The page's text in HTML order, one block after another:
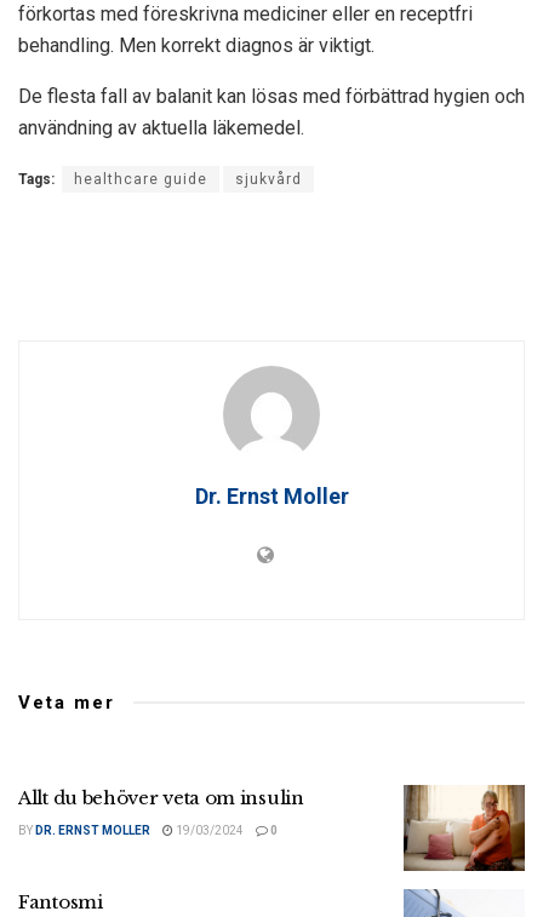
förkortas med föreskrivna mediciner eller en receptfri
behandling. Men korrekt diagnos är viktigt.
De flesta fall av balanit kan lösas med förbättrad hygien och
användning av aktuella läkemedel.
Tags: healthcare guide sjukvård
Dr. Ernst Moller
Veta mer
Allt du behöver veta om insulin
BY DR. ERNST MOLLER 19/03/2024 0
Fantosmi